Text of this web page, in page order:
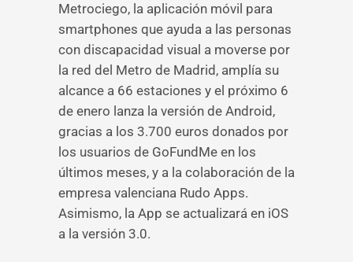
Metrociego, la aplicación móvil para
smartphones que ayuda a las personas
con discapacidad visual a moverse por
la red del Metro de Madrid, amplía su
alcance a 66 estaciones y el próximo 6
de enero lanza la versión de Android,
gracias a los 3.700 euros donados por
los usuarios de GoFundMe en los
últimos meses, y a la colaboración de la
empresa valenciana Rudo Apps.
Asimismo, la App se actualizará en iOS
a la versión 3.0.